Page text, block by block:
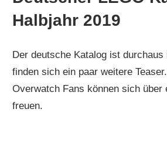
Halbjahr 2019
Der deutsche Katalog ist
finden sich ein paar weitere
Overwatch Fans können sich über
freuen.